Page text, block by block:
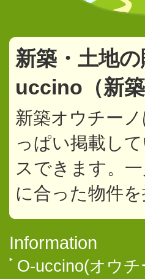
新築・土地
uccino（新
新築オウチー
っぱい掲載し
スできます。
に合った物件
Information
O-uccino(オウ